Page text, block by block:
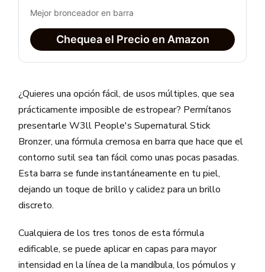
Mejor bronceador en barra
Chequea el Precio en Amazon
¿Quieres una opción fácil, de usos múltiples, que sea
prácticamente imposible de estropear? Permítanos
presentarle W3ll People's Supernatural Stick
Bronzer, una fórmula cremosa en barra que hace que el
contorno sutil sea tan fácil como unas pocas pasadas.
Esta barra se funde instantáneamente en tu piel,
dejando un toque de brillo y calidez para un brillo
discreto.
Cualquiera de los tres tonos de esta fórmula
edificable, se puede aplicar en capas para mayor
intensidad en la línea de la mandíbula, los pómulos y